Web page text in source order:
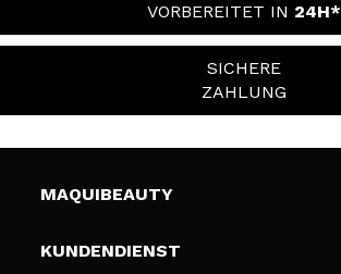
VORBEREITET IN 24H*
SICHERE
ZAHLUNG
MAQUIBEAUTY
Über uns
KUNDENDIENST